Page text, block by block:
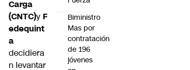
Carga
(CNTC)y F
edequint
a
decidiera
n levantar
Biministro
Mas por
contratación
de 196
jóvenes